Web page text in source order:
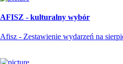
AFISZ - kulturalny wybór
Afisz - Zestawienie wydarzeń na